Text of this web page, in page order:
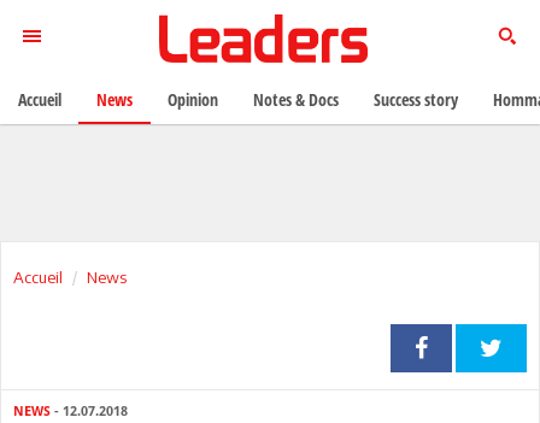
Accueil News
NEWS - 12.07.2018
Accueil News Opinion Notes & Docs Success story